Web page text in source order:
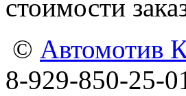
стоимости
© Автомотив
8-929-850-25-